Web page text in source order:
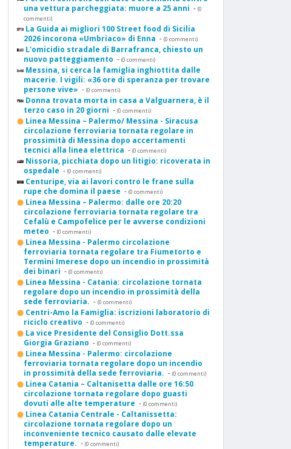
una vettura parcheggiata: muore a 25 anni - (0
commenti)
La Guida ai migliori 100 Street food di Sicilia
2026 incorona «Umbriaco» di Enna - (0 commenti)
L'omicidio stradale di Barrafranca, chiesto un
nuovo patteggiamento - (0 commenti)
Messina, si cerca la famiglia inghiottita dalle
macerie. I vigili: «36 ore di speranza per trovare
persone vive» - (0 commenti)
Donna trovata morta in casa a Valguarnera, è il
terzo caso in 20 giorni - (0 commenti)
Linea Messina – Palermo/ Messina - Siracusa
circolazione ferroviaria tornata regolare in
prossimità di Messina dopo accertamenti
tecnici alla linea elettrica - (0 commenti)
Nissoria, picchiata dopo un litigio: ricoverata in
ospedale - (0 commenti)
Centuripe, via ai lavori contro le frane sulla
rupe che domina il paese - (0 commenti)
Linea Messina – Palermo: dalle ore 20:20
circolazione ferroviaria tornata regolare tra
Cefalù e Campofelice per le avverse condizioni
meteo - (0 commenti)
Linea Messina - Palermo circolazione
ferroviaria tornata regolare tra Fiumetorto e
Termini Imerese dopo un incendio in prossimità
dei binari - (0 commenti)
Linea Messina - Catania: circolazione tornata
regolare dopo un incendio in prossimità della
sede ferroviaria. - (0 commenti)
Centri-Amo la Famiglia: iscrizioni laboratorio di
riciclo creativo - (0 commenti)
La vice Presidente del Consiglio Dott.ssa
Giorgia Graziano - (0 commenti)
Linea Messina - Palermo: circolazione
ferroviaria tornata regolare dopo un incendio
in prossimità della sede ferroviaria. - (0 commenti)
Linea Catania – Caltanisetta dalle ore 16:50
circolazione tornata regolare dopo guasti
dovuti alle alte temperature - (0 commenti)
Linea Catania Centrale - Caltanissetta:
circolazione tornata regolare dopo un
inconveniente tecnico causato dalle elevate
temperature. - (0 commenti)